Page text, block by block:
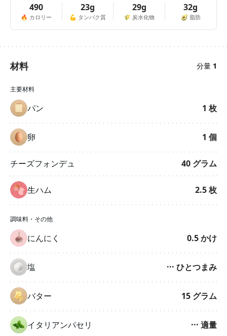
490
🔥 カロリー
23g
💪 タンパク質
29g
🌾 炭水化物
32g
🥑 脂肪
材料 分量 1
主要材料
パン 1 枚
卵 1 個
チーズフォンデュ 40 グラム
生ハム 2.5枚
調味料・その他
にんにく 0.5かけ
塩 ··· ひとつまみ
バター 15 グラム
イタリアンパセリ ··· 適量